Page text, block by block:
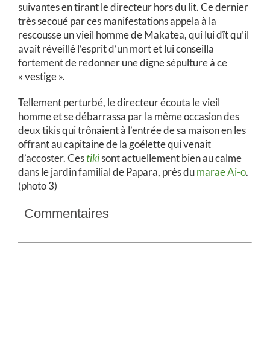
suivantes en tirant le directeur hors du lit. Ce dernier
très secoué par ces manifestations appela à la
rescousse un vieil homme de Makatea, qui lui dît qu’il
avait réveillé l’esprit d’un mort et lui conseilla
fortement de redonner une digne sépulture à ce
« vestige ».
Tellement perturbé, le directeur écouta le vieil
homme et se débarrassa par la même occasion des
deux tikis qui trônaient à l’entrée de sa maison en les
offrant au capitaine de la goélette qui venait
d’accoster. Cestikisont actuellement bien au calme
dans le jardin familial de Papara, près dumarae Ai-o.
(photo 3)
Commentaires